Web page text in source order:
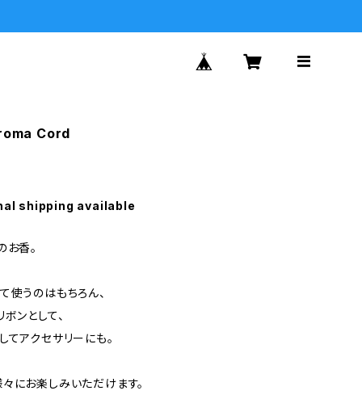
Cord
shipping available
お香。
使うのはもちろん、
ンとして、
てアクセサリーにも。
にお楽しみいただけます。